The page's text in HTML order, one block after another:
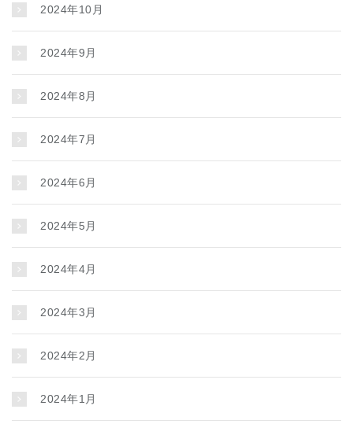
2024年10月
2024年9月
2024年8月
2024年7月
2024年6月
2024年5月
2024年4月
2024年3月
2024年2月
2024年1月